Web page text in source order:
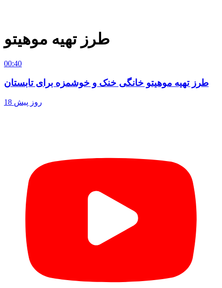
طرز تهیه موهیتو
00:40
طرز تهیه موهیتو خانگی خنک و خوشمزه برای تابستان
18 روز پیش